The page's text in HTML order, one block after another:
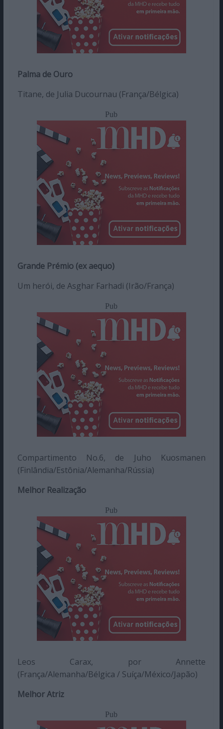
Palma de Ouro
Titane, de Julia Ducournau (França/Bélgica)
Pub
Grande Prémio (ex aequo)
Um herói, de Asghar Farhadi (Irão/França)
Pub
Compartimento No.6, de Juho Kuosmanen
(Finlândia/Estônia/Alemanha/Rússia)
Melhor Realização
Pub
Leos Carax, por Annette
(França/Alemanha/Bélgica / Suíça/México/Japão)
Melhor Atriz
Pub